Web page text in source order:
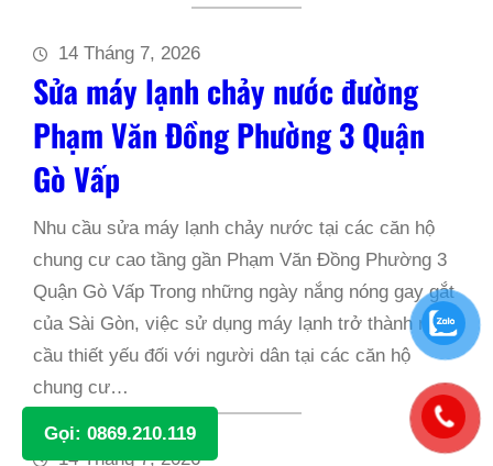
Gọi: 0869.210.119
14 Tháng 7, 2026
Sửa máy lạnh chảy nước đường
Phạm Văn Đồng Phường 3 Quận
Gò Vấp
Nhu cầu sửa máy lạnh chảy nước tại các căn hộ
chung cư cao tầng gần Phạm Văn Đồng Phường 3
Quận Gò Vấp Trong những ngày nắng nóng gay gắt
của Sài Gòn, việc sử dụng máy lạnh trở thành nhu
cầu thiết yếu đối với người dân tại các căn hộ
chung cư…
14 Tháng 7, 2026